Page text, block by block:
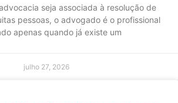
seja associada à resolução de
pessoas, o advogado é o profissional
apenas quando já existe um
julho 27, 2026